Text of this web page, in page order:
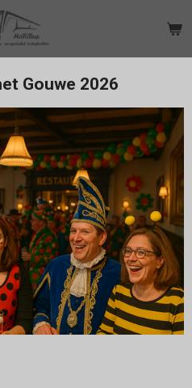
Gouwe 2026